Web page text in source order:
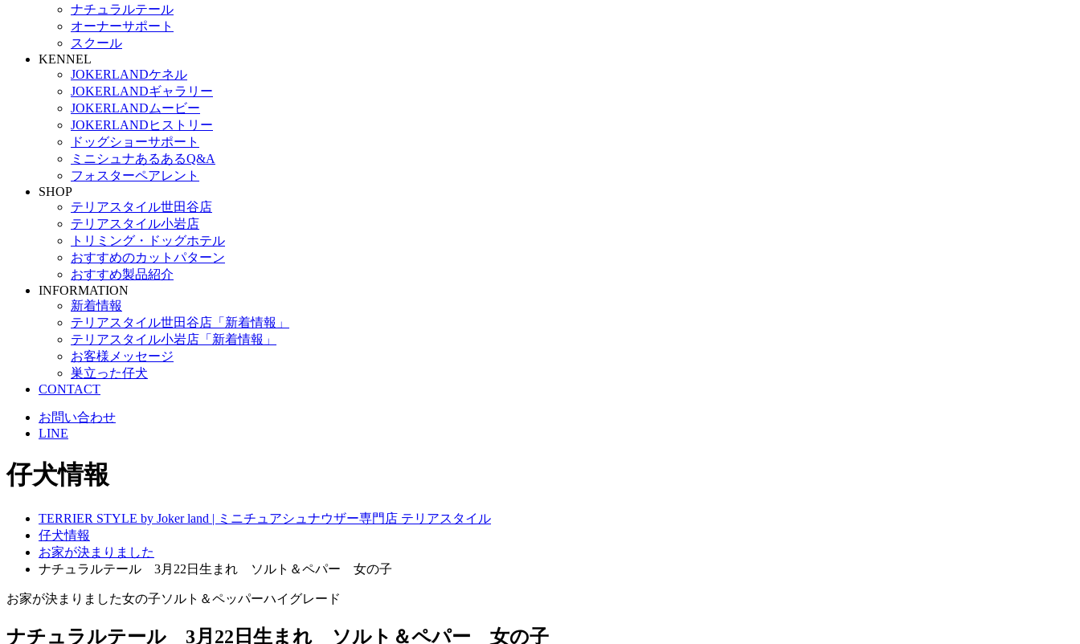
ナチュラルテール
オーナーサポート
スクール
KENNEL
JOKERLANDケネル
JOKERLANDギャラリー
JOKERLANDムービー
JOKERLANDヒストリー
ドッグショーサポート
ミニシュナあるあるQ&A
フォスターペアレント
SHOP
テリアスタイル世田谷店
テリアスタイル小岩店
トリミング・ドッグホテル
おすすめのカットパターン
おすすめ製品紹介
INFORMATION
新着情報
テリアスタイル世田谷店「新着情報」
テリアスタイル小岩店「新着情報」
お客様メッセージ
巣立った仔犬
CONTACT
お問い合わせ
LINE
仔犬情報
TERRIER STYLE by Joker land | ミニチュアシュナウザー専門店 テリアスタイル
仔犬情報
お家が決まりました
ナチュラルテール 3月22日生まれ ソルト＆ペパー 女の子
お家が決まりました女の子ソルト＆ペッパーハイグレード
ナチュラルテール 3月22日生まれ ソルト＆ペパー 女の子